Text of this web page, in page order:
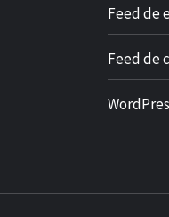
Feed de
Feed de